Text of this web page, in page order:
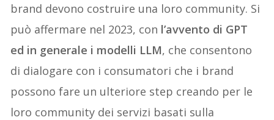
brand devono costruire una loro community. Si
può affermare nel 2023, con l’avvento di GPT
ed in generale i modelli LLM, che consentono
di dialogare con i consumatori che i brand
possono fare un ulteriore step creando per le
loro community dei servizi basati sulla